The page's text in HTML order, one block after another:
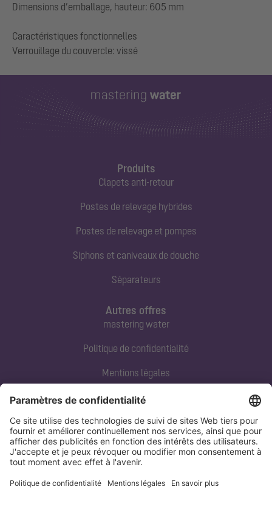
Dimensions d’emballage, hauteur: 605 mm
Caractéristiques fonctionnelles
Produits
Clapets anti-retour
Postes de relevage hybrides
Postes de relevage et pompes
Siphons et caniveaux de douche
Séparateurs
Contact direct
Tel:+33 3 88 65 76 00
Email:info@kessel.fr
Autres offres
mastering water
Politique de confidentialité
Mentions légales